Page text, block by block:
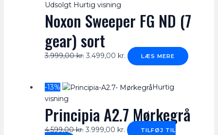
Udsolgt Hurtig visning
Noxon Sweeper FG ND (7
gear) sort
3.999,00kr. 3.499,00 kr. LÆS MERE
-13%
Hurtig
visning
Principia A2.7 Mørkegrå
4.599,00kr. 3.999,00 kr.
TILFØJ TIL